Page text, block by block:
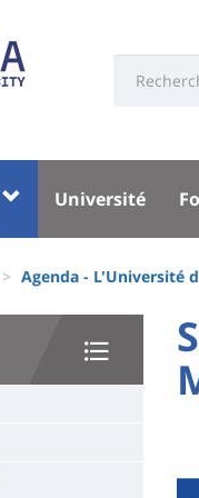
Menu
principal
Université
Agenda - L'Université
: